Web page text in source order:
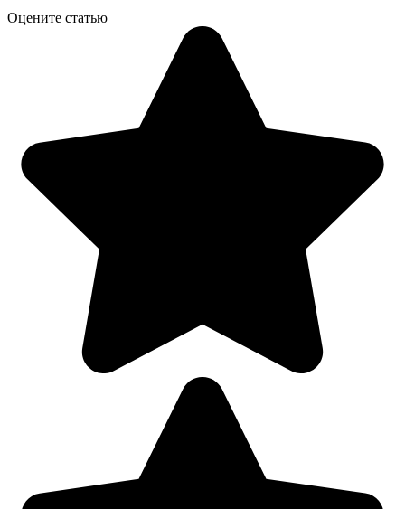
Оцените статью